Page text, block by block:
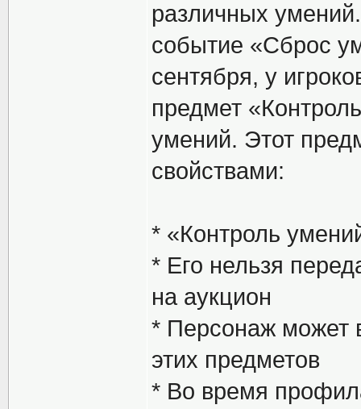
различных
событие «Сброс
сентября, у
предмет
умений. Этот
свойствами:
* «Контроль
* Его нельзя
на аукцион
* Персонаж может
этих предметов
* Во время